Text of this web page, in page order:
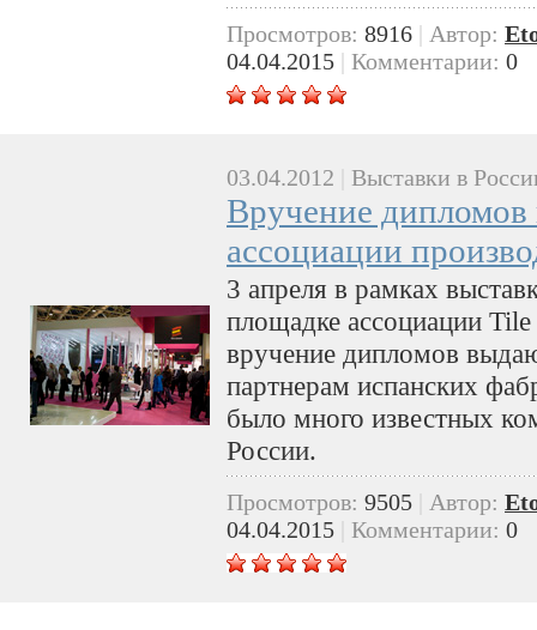
Просмотров: 8916 | Автор:
04.04.2015 | Комментарии: 0
03.04.2012 Выставки в
Вручение дипломов
ассоциации
3 апреля в рамках
площадке ассоциации
вручение дипломов
партнерам испанских
было много известных
России.
Просмотров: 9505 Автор:
04.04.2015
Комментарии: 0